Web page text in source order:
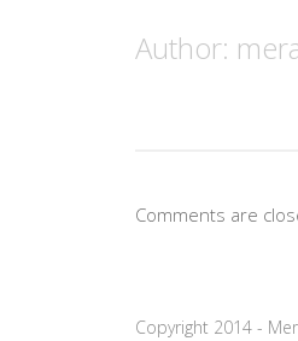
Author:
Comments are
Copyright 2014 -